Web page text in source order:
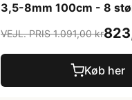
3,5-8mm 100cm - 8
VEJL. PRIS 1.091,00 kr
Køb her